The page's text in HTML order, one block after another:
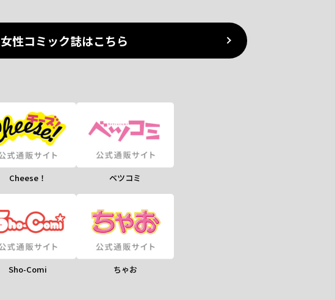
女性コミック誌はこちら
Cheese！ ベツコミ
Sho-Comi ちゃお